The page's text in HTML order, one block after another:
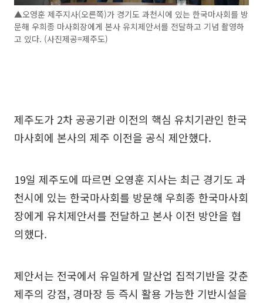
▲오영훈 제주지사(오른쪽)가 경기도 과천시에 있는 한국마사회를 방
문해 우희종 마사회장에게 본사 유치제안서를 전달하고 기념 촬영하
고 있다. (사진제공=제주도)
제주도가 2차 공공기관 이전의 핵심 유치기관인 한국
마사회에 본사의 제주 이전을 공식 제안했다.
19일 제주도에 따르면 오영훈 지사는 최근 경기도 과
천시에 있는 한국마사회를 방문해 우희종 한국마사회
장에게 유치제안서를 전달하고 본사 이전 방안을 협
의했다.
제안서는 전국에서 유일하게 말산업 집적기반을 갖춘
제주의 강점, 경마장 등 즉시 활용 가능한 기반시설을